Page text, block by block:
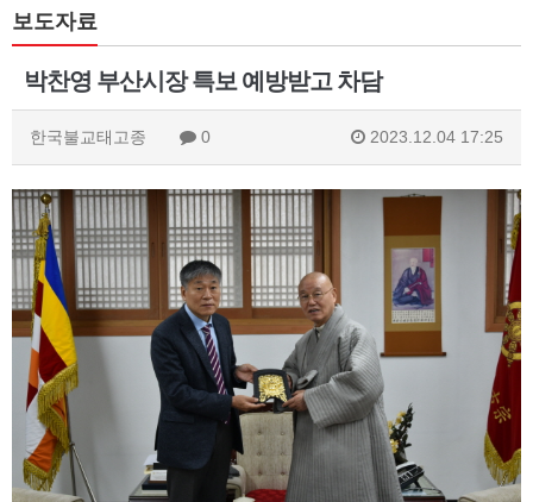
보도자료
박찬영 부산시장 특보 예방받고 차담
한국불교태고종 0 2023.12.04 17:25